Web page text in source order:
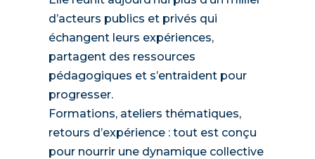
d’acteurs publics et privés qui
échangent leurs expériences,
partagent des ressources
pédagogiques et s’entraident pour
progresser.
Formations, ateliers thématiques,
retours d’expérience : tout est conçu
pour nourrir une dynamique collective